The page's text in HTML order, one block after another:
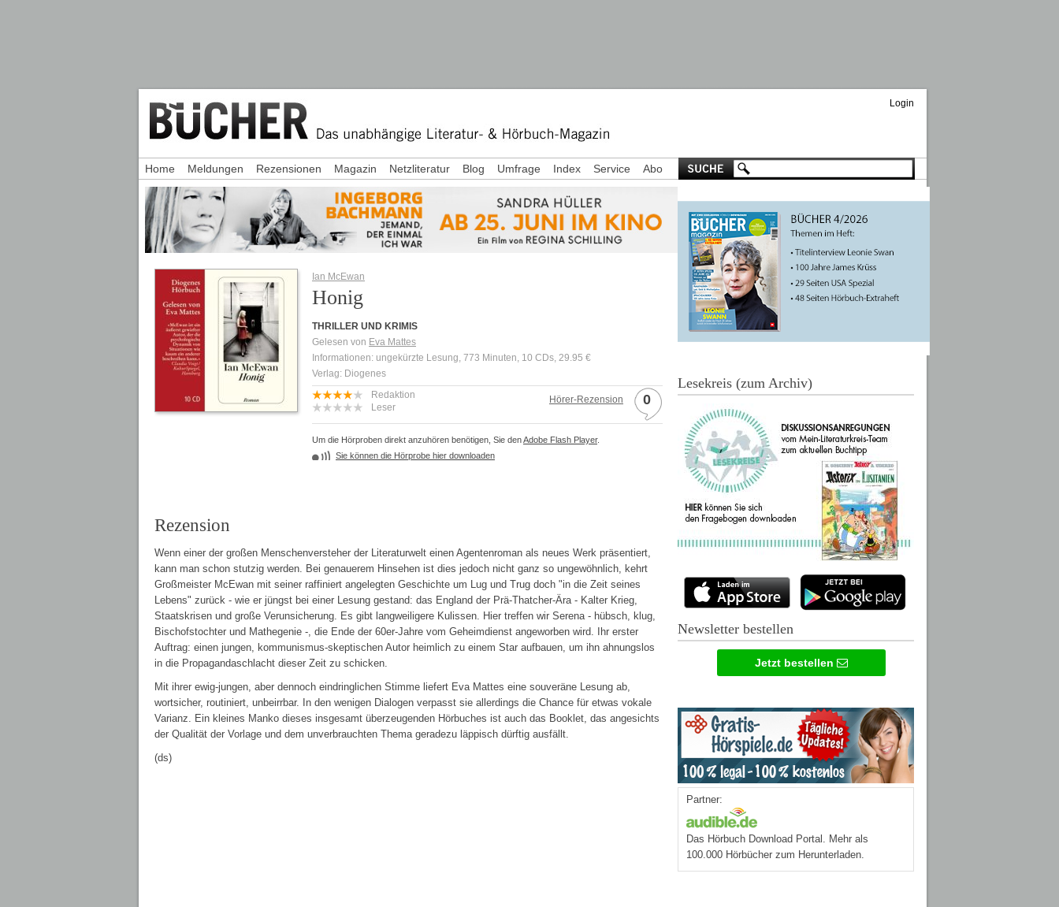
Login
Ian McEwan
Honig
THRILLER UND KRIMIS
Gelesen von Eva Mattes
Informationen: ungekürzte Lesung, 773 Minuten, 10 CDs, 29.95 €
Verlag: Diogenes
Hörer-Rezension 0
Redaktion
Leser
Um die Hörproben direkt anzuhören benötigen, Sie denAdobe Flash Player.
Sie können die Hörprobe hier downloaden
Rezension
Wenn einer der großen Menschenversteher der Literaturwelt einen Agentenroman als neues Werk präsentiert,
kann man schon stutzig werden. Bei genauerem Hinsehen ist dies jedoch nicht ganz so ungewöhnlich, kehrt
Großmeister McEwan mit seiner raffiniert angelegten Geschichte um Lug und Trug doch "in die Zeit seines
Lebens" zurück - wie er jüngst bei einer Lesung gestand: das England der Prä-Thatcher-Ära - Kalter Krieg,
Staatskrisen und große Verunsicherung. Es gibt langweiligere Kulissen. Hier treffen wir Serena - hübsch, klug,
Bischofstochter und Mathegenie -, die Ende der 60er-Jahre vom Geheimdienst angeworben wird. Ihr erster
Auftrag: einen jungen, kommunismus-skeptischen Autor heimlich zu einem Star aufbauen, um ihn ahnungslos
in die Propagandaschlacht dieser Zeit zu schicken.
Mit ihrer ewig-jungen, aber dennoch eindringlichen Stimme liefert Eva Mattes eine souveräne Lesung ab,
wortsicher, routiniert, unbeirrbar. In den wenigen Dialogen verpasst sie allerdings die Chance für etwas vokale
Varianz. Ein kleines Manko dieses insgesamt überzeugenden Hörbuches ist auch das Booklet, das angesichts
der Qualität der Vorlage und dem unverbrauchten Thema geradezu läppisch dürftig ausfällt.
(ds)
Home Meldungen Rezensionen Magazin Netzliteratur Blog Umfrage Index Service Abo
Lesekreis (zum Archiv)
Newsletter bestellen
Jetzt bestellen
Partner:
Das Hörbuch Download Portal. Mehr als
100.000 Hörbücher zum Herunterladen.